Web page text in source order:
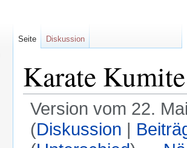
Karate Kumite
Version vom 22.
(Diskussion |
Seite Diskussion